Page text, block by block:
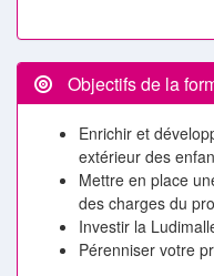
Objectifs de la
Enrichir et
extérieur des
Mettre en place
des charges du
Investir la
Pérenniser votre